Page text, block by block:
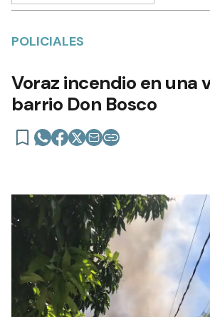
POLICIALES
Voraz incendio en una
barrio Don Bosco